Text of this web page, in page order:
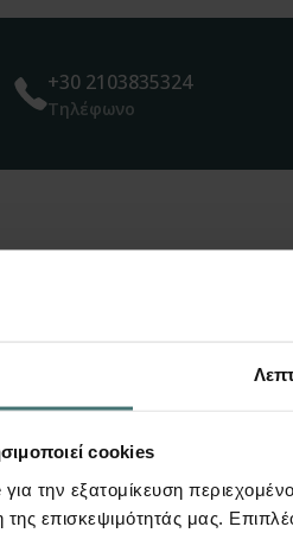
cookies
την εξατομίκευση
επισκεψιμότητάς μας.
+30 2103835324
Τηλέφωνο